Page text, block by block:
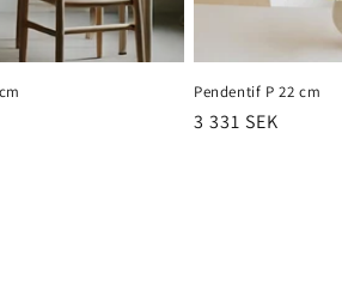
Pendentif P 22 cm
Prix
3 331 SEK